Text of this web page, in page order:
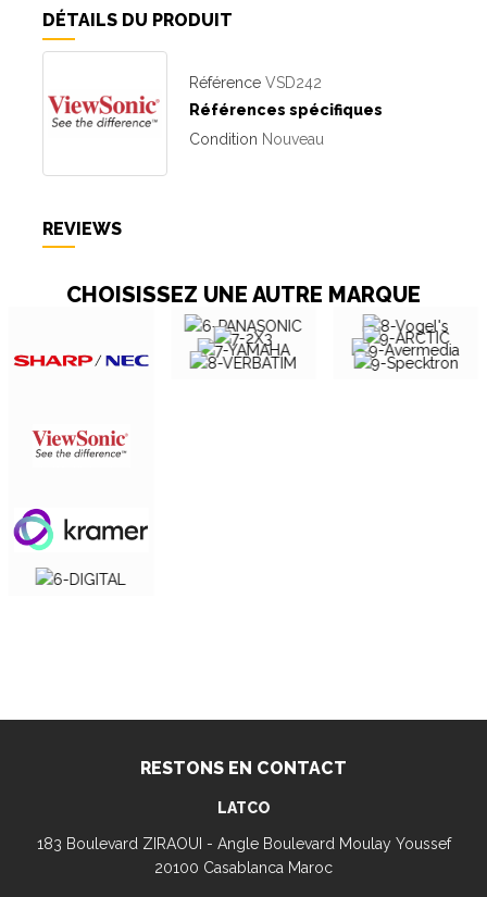
DÉTAILS DU PRODUIT
Référence VSD242
Références spécifiques
Condition Nouveau
REVIEWS
CHOISISSEZ UNE AUTRE MARQUE
RESTONS EN CONTACT
LATCO
183 Boulevard ZIRAOUI - Angle Boulevard Moulay Youssef
20100 Casablanca Maroc